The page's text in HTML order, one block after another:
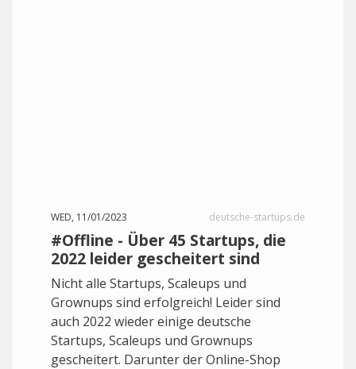
WED, 11/01/2023 deutsche-startups.de
#Offline - Über 45 Startups, die
2022 leider gescheitert sind
Nicht alle Startups, Scaleups und
Grownups sind erfolgreich! Leider sind
auch 2022 wieder einige deutsche
Startups, Scaleups und Grownups
gescheitert. Darunter der Online-Shop